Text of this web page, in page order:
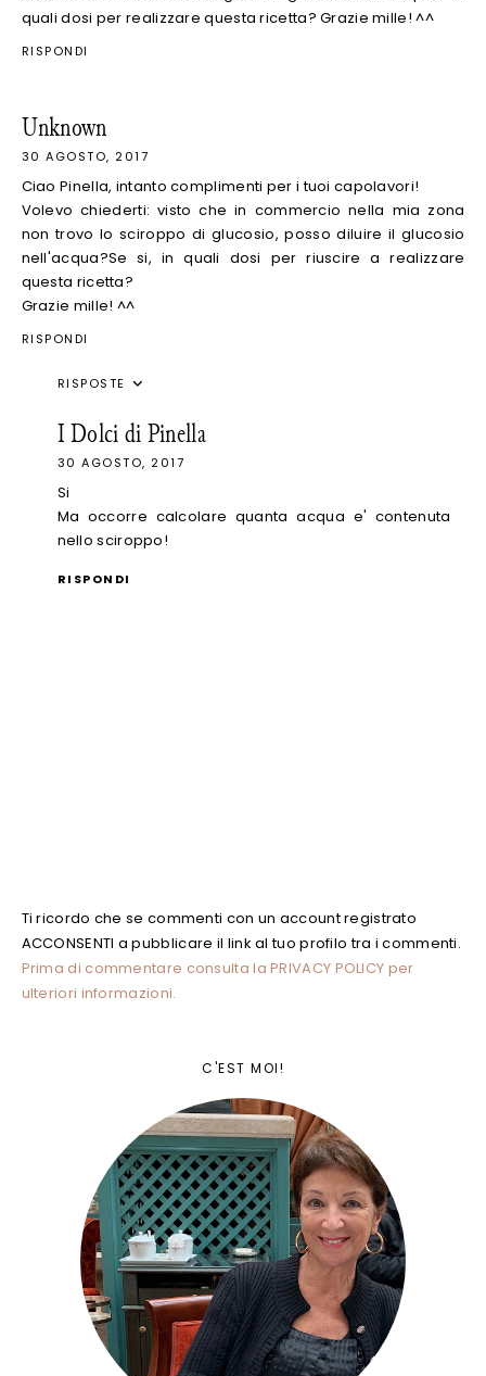
quali dosi per realizzare questa ricetta? Grazie mille! ^^
RISPONDI
Unknown
30 AGOSTO, 2017
Ciao Pinella, intanto complimenti per i tuoi capolavori!
Volevo chiederti: visto che in commercio nella mia zona
non trovo lo sciroppo di glucosio, posso diluire il glucosio
nell'acqua?Se si, in quali dosi per riuscire a realizzare
questa ricetta?
Grazie mille! ^^
RISPONDI
RISPOSTE
I Dolci di Pinella
30 AGOSTO, 2017
Si
Ma occorre calcolare quanta acqua e' contenuta
nello sciroppo!
RISPONDI
Ti ricordo che se commenti con un account registrato
ACCONSENTI a pubblicare il link al tuo profilo tra i commenti.
Prima di commentare consulta la PRIVACY POLICY per
ulteriori informazioni.
C'EST MOI!